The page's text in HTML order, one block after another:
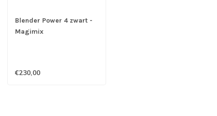
Blender Power 4 zwart -
Magimix
€230,00